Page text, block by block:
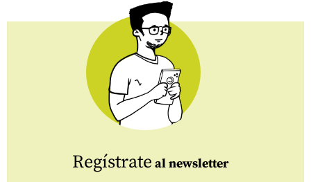
Regístrate al newsletter